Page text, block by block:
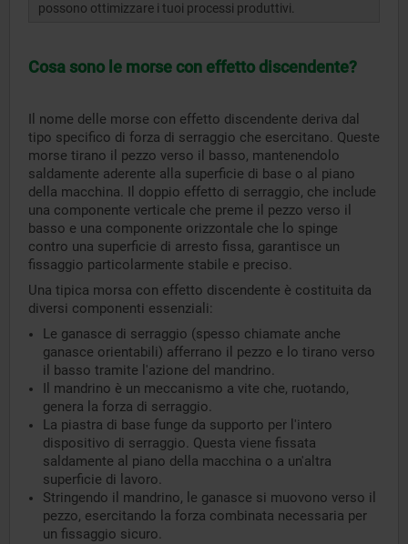
possono ottimizzare i tuoi processi produttivi.
Cosa sono le morse con effetto discendente?
Il nome delle morse con effetto discendente deriva dal
tipo specifico di forza di serraggio che esercitano. Queste
morse tirano il pezzo verso il basso, mantenendolo
saldamente aderente alla superficie di base o al piano
della macchina. Il doppio effetto di serraggio, che include
una componente verticale che preme il pezzo verso il
basso e una componente orizzontale che lo spinge
contro una superficie di arresto fissa, garantisce un
fissaggio particolarmente stabile e preciso.
Una tipica morsa con effetto discendente è costituita da
diversi componenti essenziali:
Le ganasce di serraggio (spesso chiamate anche
ganasce orientabili) afferrano il pezzo e lo tirano verso
il basso tramite l'azione del mandrino.
Il mandrino è un meccanismo a vite che, ruotando,
genera la forza di serraggio.
La piastra di base funge da supporto per l'intero
dispositivo di serraggio. Questa viene fissata
saldamente al piano della macchina o a un'altra
superficie di lavoro.
Stringendo il mandrino, le ganasce si muovono verso il
pezzo, esercitando la forza combinata necessaria per
un fissaggio sicuro.